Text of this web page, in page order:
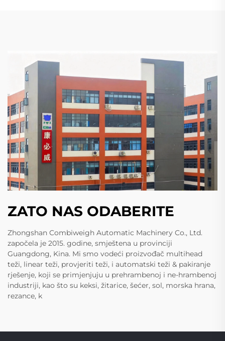
ZATO NAS ODABERITE
Zhongshan Combiweigh Automatic Machinery Co., Ltd.
započela je 2015. godine, smještena u provinciji
Guangdong, Kina. Mi smo vodeći proizvođač multihead
teži, linear teži, provjeriti teži, i automatski teži & pakiranje
rješenje, koji se primjenjuju u prehrambenoj i ne-hrambenoj
industriji, kao što su keksi, žitarice, šećer, sol, morska hrana,
rezance, k